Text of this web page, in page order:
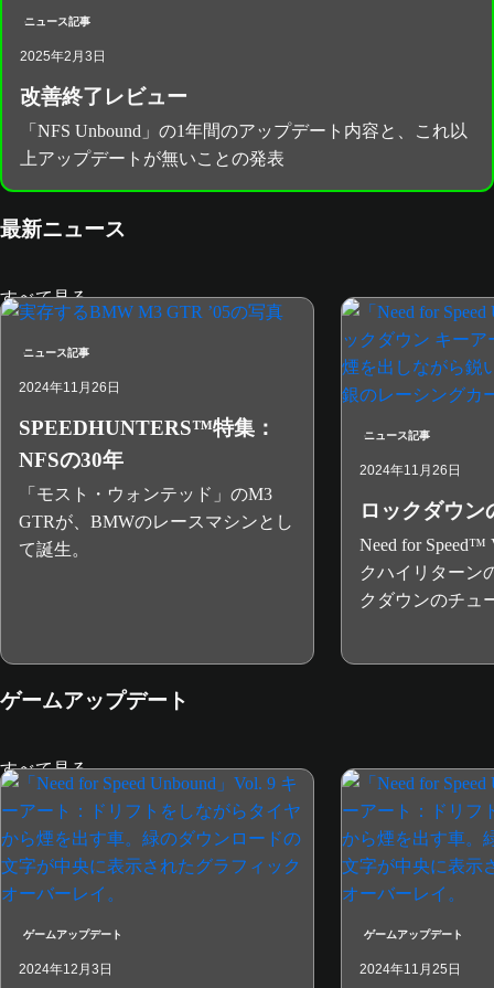
ニュース記事
2025年2月3日
改善終了レビュー
「NFS Unbound」の1年間のアップデート内容と、これ以
上アップデートが無いことの発表
最新ニュース
すべて見る
ニュース記事
2024年11月26日
SPEEDHUNTERS™特集：
NFSの30年
「モスト・ウォンテッド」のM3
GTRが、BMWのレースマシンとし
て誕生。
ニュース記事
2024年11月26日
ロックダウン
Need for Speed™
クハイリターン
クダウンのチュ
ゲームアップデート
すべて見る
ゲームアップデート
2024年12月3日
ゲームアップデート
2024年11月25日